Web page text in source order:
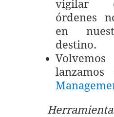
vigilar
órdenes
en
destino.
lanzamos